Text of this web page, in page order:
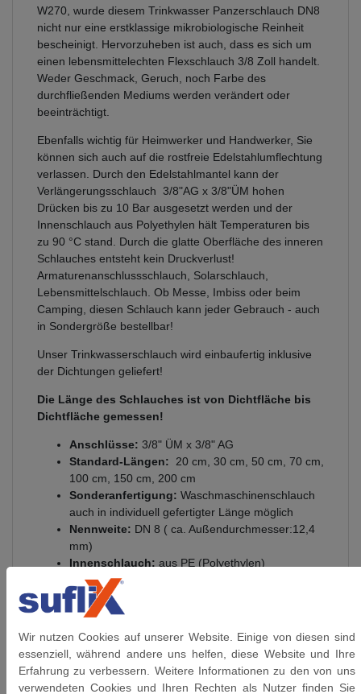
W270, wurde diesem Trinkwasser Panzerschlauch DN8
nicht nur eine erstklassige mikrobiologische Reinheit
bescheinigt. Hervorzuheben ist auch, dass es sich um
einen lebensmittelechten Flexschlauch 3/8 Zoll handelt.
Weder Geschmack, Geruch, noch Farbe des
durchfließenden Mediums werden verändert oder
beeinträchtigt.
Ebenfalls wichtig für Heimwerker und Handwerker, Sie
können sich auch auf die rostfreie Edelstahlumflechtung
verlassen. Durch den Edelstahlmantel kann der
Verlängerungsschlauch 3/8"AG x 3/8"ÜM hohen
Drücken bis zu 10 Bar ausgesetzt werden und der
Innenschlauch aus Polyethylen hält Temperaturen bis
zu 90 °C stand. Durch die glatte Oberfläche des inneren
Schlauches entsteht kein Druckverlust!
Armaturenanschlussschlauch, Solarschlauch,
Lebensmittelschlauch. Ob Messe, Imbiss oder beim
Camping, diesen Schlauch kann jeder Gebrauch - auch
in Sondergröße bestellbar!
Unser Trinkwasserschlauch wird einbaufertig inklusive
der Dichtungen geliefert!
Die Länge des Schlauches ist von Dichtfläche bis
Dichtfläche gemessen!
Anschlüsse: 3/8" ÜM x 3/8" AG
Standard-Längen: 20 cm, 30 cm, 50 cm, 70 cm,
100 cm, 150 cm, 200 cm
Sonderanfertigung: Waschmaschinenschlauch
auch in individuell gefertigter Länge möglich
Nennweite: DN 8 ( ca. Außendurchmesser:12,4
mm)
Innenschlauch: aus PE (Polyethylen)
Innen-Ø:ca. 7,8 mm /
Biegeradius:
Anschlüsse:
Umflechtung:
Edelstahl 1.4301
Presshülsen:
Edelstahl 1.4301
Gewinde:
flachdichtendem Gewinde DIN 228
(G-Gewinde)
Wir nutzen Cookies auf unserer Website. Einige von diesen sind
essenziell, während andere uns helfen, diese Website und Ihre
Erfahrung zu verbessern. Weitere Informationen zu den von uns
verwendeten Cookies und Ihren Rechten als Nutzer finden Sie